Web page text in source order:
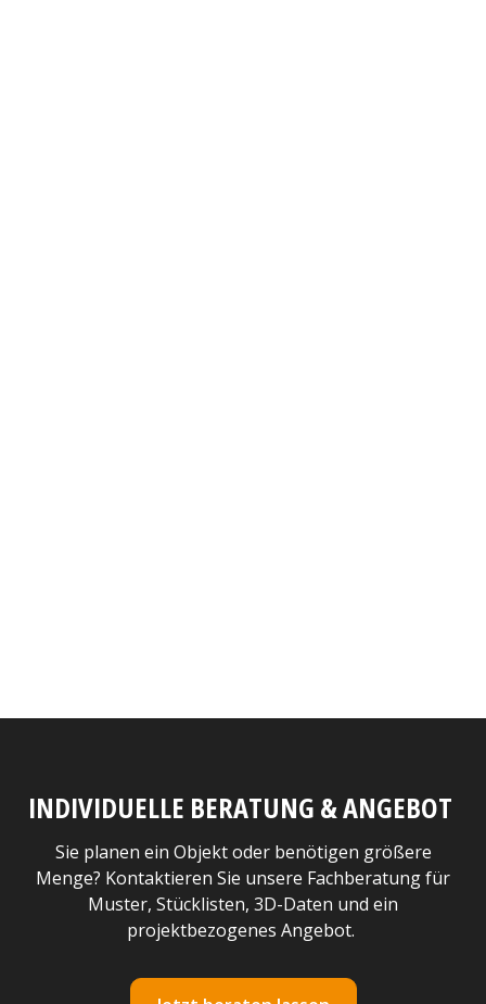
INDIVIDUELLE BERATUNG & ANGEBOT
Sie planen ein Objekt oder benötigen größere
Menge? Kontaktieren Sie unsere Fachberatung für
Muster, Stücklisten, 3D-Daten und ein
projektbezogenes Angebot.